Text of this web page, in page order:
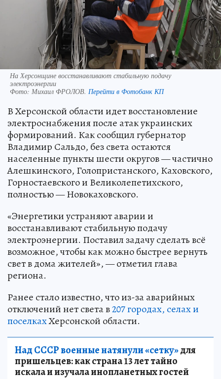
На Херсонщине восстанавливают стабильную подачу
электроэнергии
Фото: Михаил ФРОЛОВ. Перейти в Фотобанк КП
В Херсонской области идет восстановление
электроснабжения после атак украинских
формирований. Как сообщил губернатор
Владимир Сальдо, без света остаются
населенные пункты шести округов — частично
Алешкинского, Голопристанского, Каховского,
Горностаевского и Великолепетихского,
полностью — Новокаховского.
«Энергетики устраняют аварии и
восстанавливают стабильную подачу
электроэнергии. Поставил задачу сделать всё
возможное, чтобы как можно быстрее вернуть
свет в дома жителей», — отметил глава
региона.
Ранее стало известно, что из-за аварийных
отключений нет света в207 городах, селах и
поселкахХерсонской области.
Над СССР военные натянули «сетку»для
пришельцев: как страна 13 лет тайно
искала и изучала инопланетных гостей